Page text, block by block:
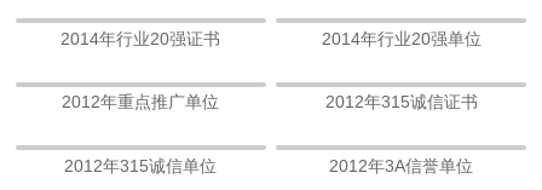
2014年行业20强证书 2014年行业20强单位
2012年重点推广单位 2012年315诚信证书
2012年315诚信单位 2012年3A信誉单位